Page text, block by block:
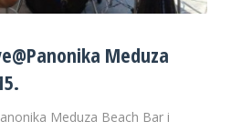
Meduza
Meduza Beach Bar i